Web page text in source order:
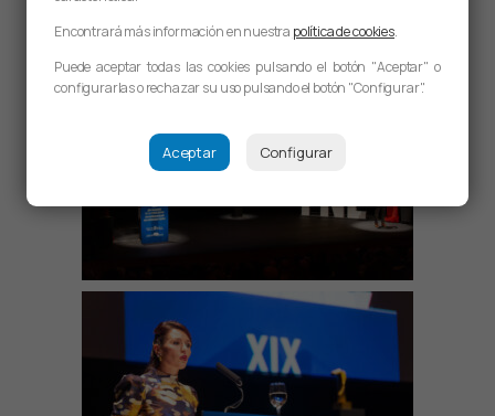
Encontrará más información en nuestra política de cookies.
Puede aceptar todas las cookies pulsando el botón "Aceptar" o
configurarlas o rechazar su uso pulsando el botón "Configurar".
Aceptar Configurar